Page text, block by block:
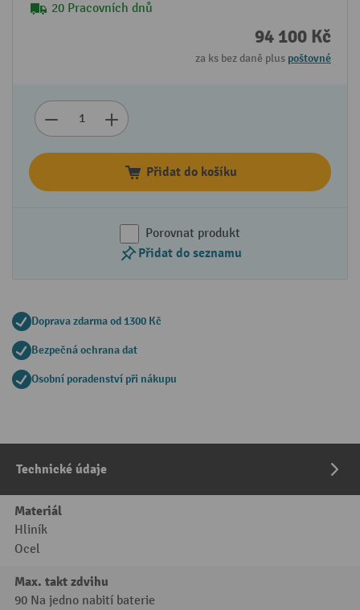
20 Pracovních dnů
94 100 Kč
za ks bez daně plus poštovné
Přidat do košíku
Porovnat produkt
Přidat do seznamu
Doprava zdarma od 1300 Kč
Bezpečná ochrana dat
Osobní poradenství při nákupu
Technické údaje
Materiál
Hliník
Ocel
Max. takt zdvihu
90 Na jedno nabití baterie